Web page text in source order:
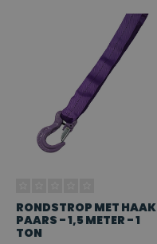
RONDSTROP MET HAAK
PAARS - 1,5 METER - 1
TON